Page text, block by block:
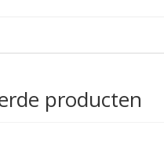
producten